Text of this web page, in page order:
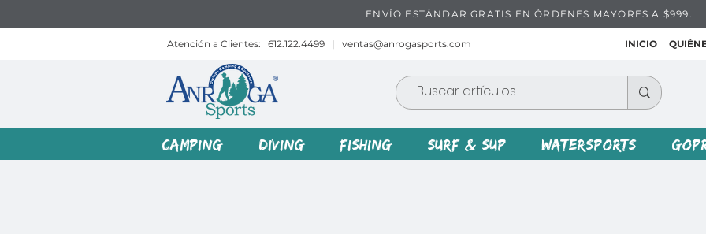
ENVÍO ESTÁNDAR GRATIS EN ÓRDENES MAYORES A $999.
Atención a Clientes: 612.122.4499 | ventas@anrogasports.com INICIO
CAMPING DIVING FISHING SURF & SUP WATERSPORTS